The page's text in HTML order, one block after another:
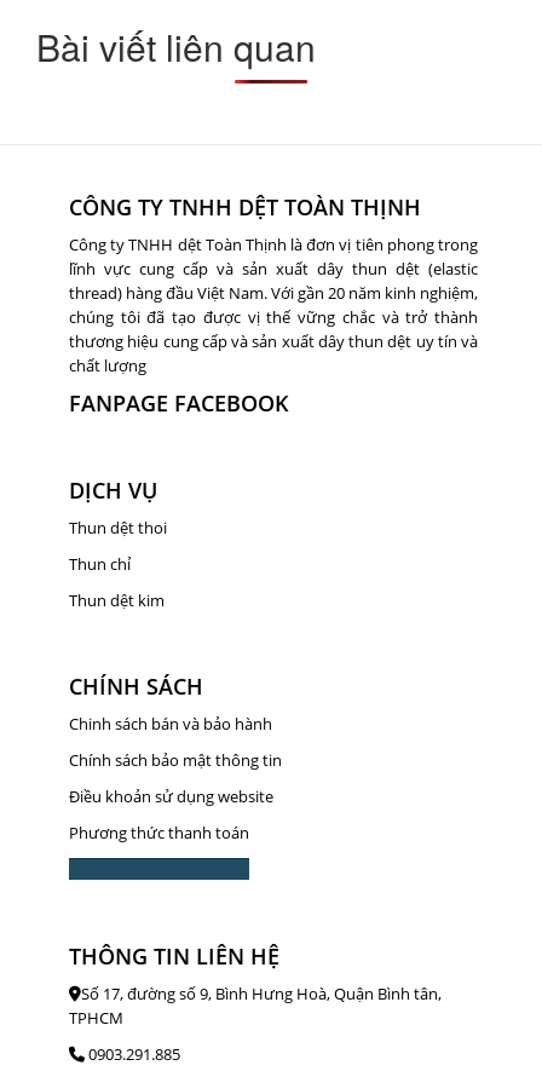
Bài viết liên quan
CÔNG TY TNHH DỆT TOÀN THỊNH
Công ty TNHH dệt Toàn Thịnh là đơn vị tiên phong trong
lĩnh vực cung cấp và sản xuất dây thun dệt (elastic
thread) hàng đầu Việt Nam. Với gần 20 năm kinh nghiệm,
chúng tôi đã tạo được vị thế vững chắc và trở thành
thương hiệu cung cấp và sản xuất dây thun dệt uy tín và
chất lượng
FANPAGE FACEBOOK
DỊCH VỤ
Thun dệt thoi
Thun chỉ
Thun dệt kim
CHÍNH SÁCH
Chinh sách bán và bảo hành
Chính sách bảo mật thông tin
Điều khoản sử dụng website
Phương thức thanh toán
THÔNG TIN LIÊN HỆ
Số 17, đường số 9, Bình Hưng Hoà, Quận Bình tân,
TPHCM
0903.291.885